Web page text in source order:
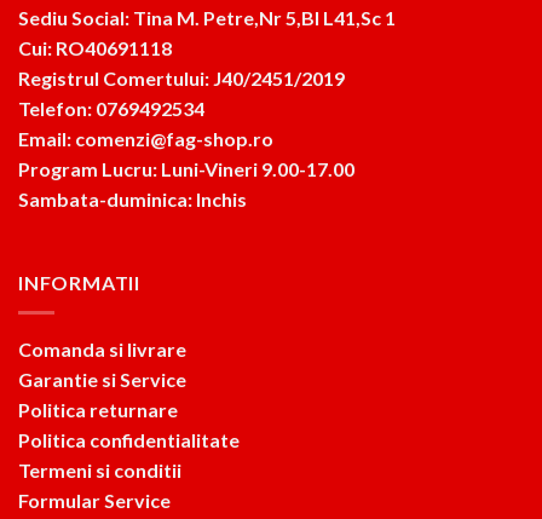
Sediu Social: Tina M. Petre,Nr 5,Bl L41,Sc 1
Cui: RO40691118
Registrul Comertului: J40/2451/2019
Telefon: 0769492534
Email: comenzi@fag-shop.ro
Program Lucru: Luni-Vineri 9.00-17.00
Sambata-duminica: Inchis
INFORMATII
Comanda si livrare
Garantie si Service
Politica returnare
Politica confidentialitate
Termeni si conditii
Formular Service